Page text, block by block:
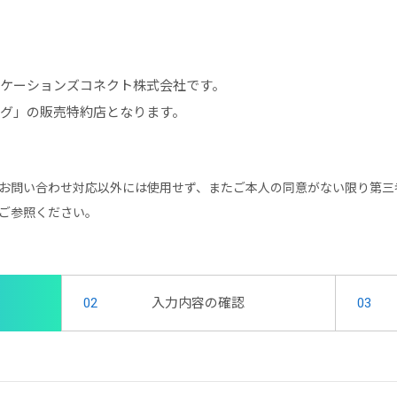
ーションズコネクト株式会社です。
」の販売特約店となります。
問い合わせ対応以外には使用せず、またご本人の同意がない限り第
参照ください。
02 入力内容の確認 03